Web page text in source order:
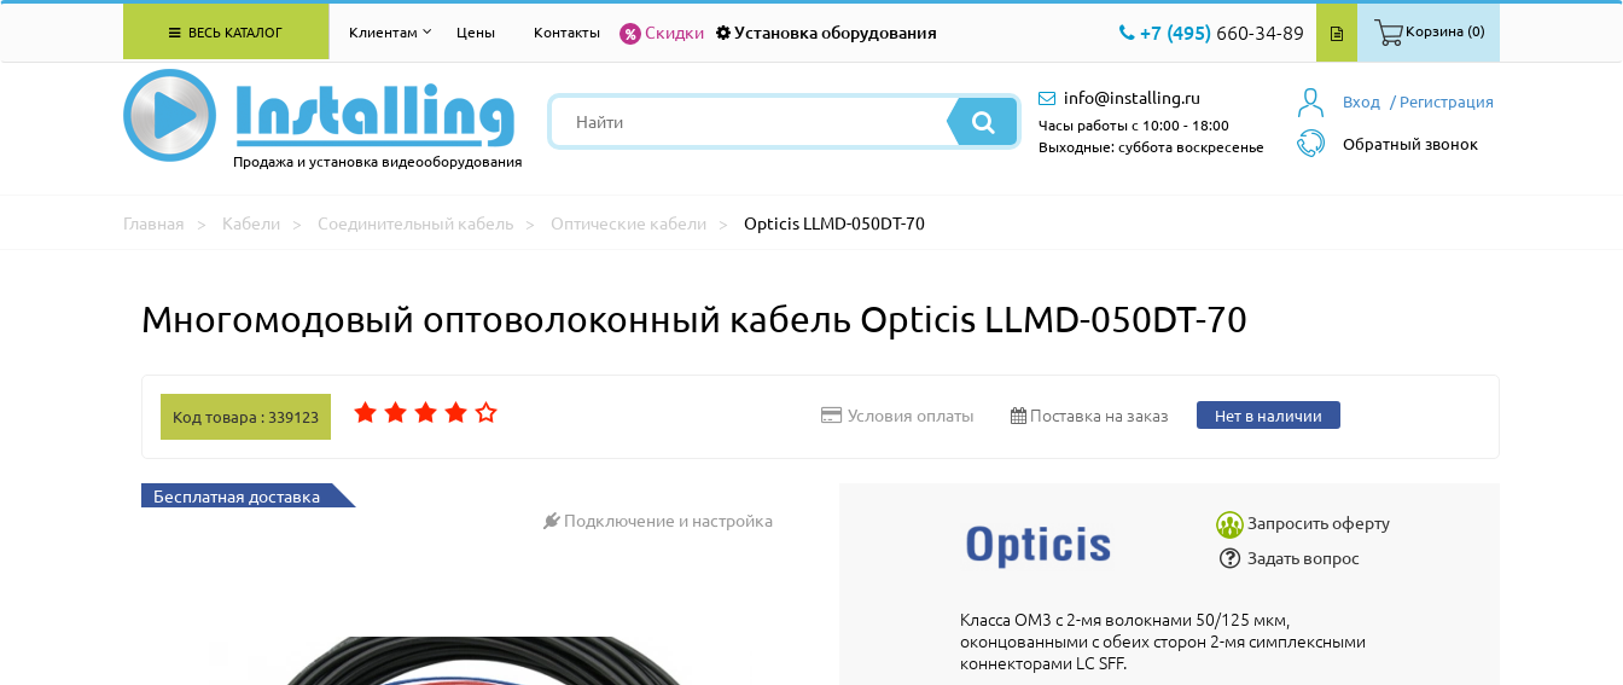
ВЕСЬ КАТАЛОГ Клиентам Цены Контакты Скидки Установка оборудования +7 (495) 660-34-89 Корзина (0)
Продажа и установка видеооборудования
Вход / Регистрация
Обратный звонок
info@installing.ru
Часы работы с 10:00 - 18:00
Выходные: суббота воскресенье
Главная Кабели Соединительный кабель Оптические кабели Opticis LLMD-050DT-70
Многомодовый оптоволоконный кабель Opticis LLMD-050DT-70
Код товара : 339123 Условия оплаты Поставка на заказ Нет в наличии
Бесплатная доставка
Подключение и настройка
Запросить оферту
Задать вопрос
Класса OM3 с 2-мя волокнами 50/125 мкм,
оконцованными с обеих сторон 2-мя симплексными
коннекторами LC SFF.